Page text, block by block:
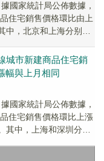
國家統計局公佈數據，
住宅銷售價格環比由上
中，北京和上海分别上
城市新建商品住宅銷
幅與上月相同
國家統計局公佈數據，
住宅銷售價格環比上漲
其中，上海和深圳分别